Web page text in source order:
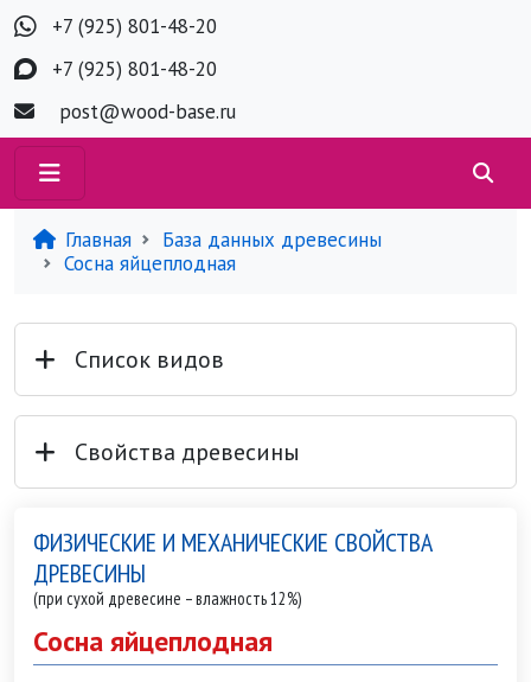
+7 (925) 801-48-20
+7 (925) 801-48-20
post@wood-base.ru
Главная
База данных древесины
Сосна яйцеплодная
Список видов
Свойства древесины
ФИЗИЧЕСКИЕ И МЕХАНИЧЕСКИЕ СВОЙСТВА
ДРЕВЕСИНЫ
(при сухой древесине – влажность 12%)
Сосна яйцеплодная